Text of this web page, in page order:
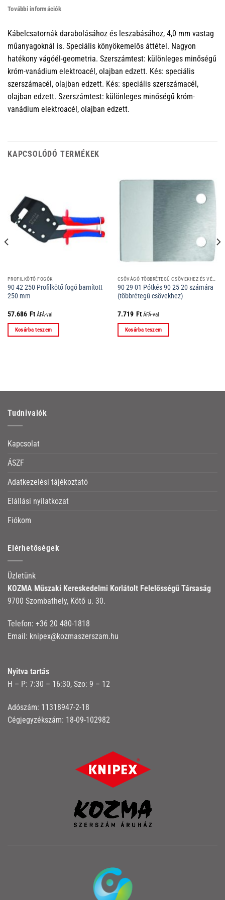
További információk
Kábelcsatornák darabolásához és leszabásához, 4,0 mm vastag
műanyagoknál is. Speciális könyökemelős áttétel. Nagyon
hatékony vágóél-geometria. Szerszámtest: különleges minőségű
króm-vanádium elektroacél, olajban edzett. Kés: speciális
szerszámacél, olajban edzett. Kés: speciális szerszámacél,
olajban edzett. Szerszámtest: különleges minőségű króm-
vanádium elektroacél, olajban edzett.
KAPCSOLÓDÓ TERMÉKEK
PROFILKÖTŐ FOGÓK
90 42 250 Profilkötő fogó barnított
250 mm
57.686 Ft ÁFÁ-val
Kosárba teszem
90 29 01 Pótkés 90 25 20 számára
(többrétegű csövekhez)
7.719 Ft ÁFÁ-val
Kosárba teszem
Tudnivalók
Kapcsolat
ÁSZF
Adatkezelési tájékoztató
Elállási nyilatkozat
Fiókom
Elérhetőségek
Üzletünk
KOZMA Műszaki Kereskedelmi Korlátolt Felelősségű Társaság
9700 Szombathely, Kötő u. 30.
Telefon: +36 20 480-1818
Email: knipex@kozmaszerszam.hu
Nyitva tartás
H – P: 7:30 – 16:30, Szo: 9 – 12
Adószám: 11318947-2-18
Cégjegyzékszám: 18-09-102982